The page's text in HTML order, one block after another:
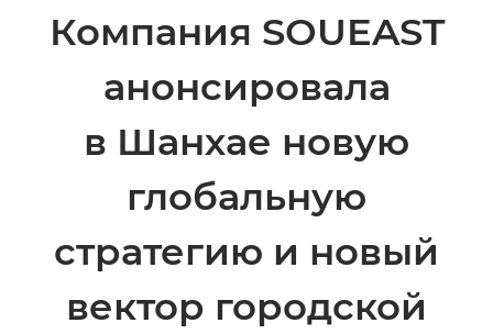
Компания SOUEAST
анонсировала
в Шанхае новую
глобальную
стратегию и новый
вектор городской